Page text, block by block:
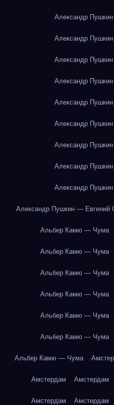
Александр
Александр
Александр
Александр
Александр
Александр
Александр
Александр
Александр
Александр Пушкин — Евгений
Альбер Камю — Чума
Альбер Камю — Чума
Альбер Камю — Чума
Альбер Камю — Чума
Альбер Камю — Чума
Альбер Камю — Чума
Альбер Камю — Чума
Амстердам Амстердам
Амстердам Амстердам